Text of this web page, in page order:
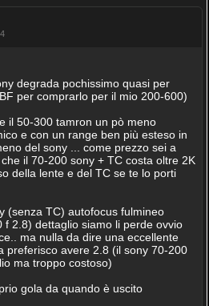
degrada pochissimo quasi per
per comprarlo per il mio 200-600)
il 50-300 tamron un pò meno
e con un range ben più esteso in
del sony ... come prezzo sei a
il 70-200 sony + TC costa oltre 2K
della lente e del TC se te lo porti
(senza TC) autofocus fulmineo
f 2.8) dettaglio siamo li perde ovvio
ma nulla da dire una eccellente
preferisco avere 2.8 (il sony 70-200
ma troppo costoso)
gola da quando è uscito